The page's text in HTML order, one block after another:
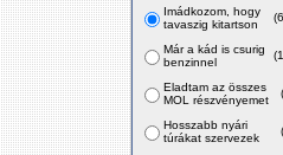
Imádkozom, hogy
tavaszig kitartson
Már a kád is csurig
benzinnel
Eladtam az összes
MOL részvényemet
Hosszabb nyári
túrákat szervezek